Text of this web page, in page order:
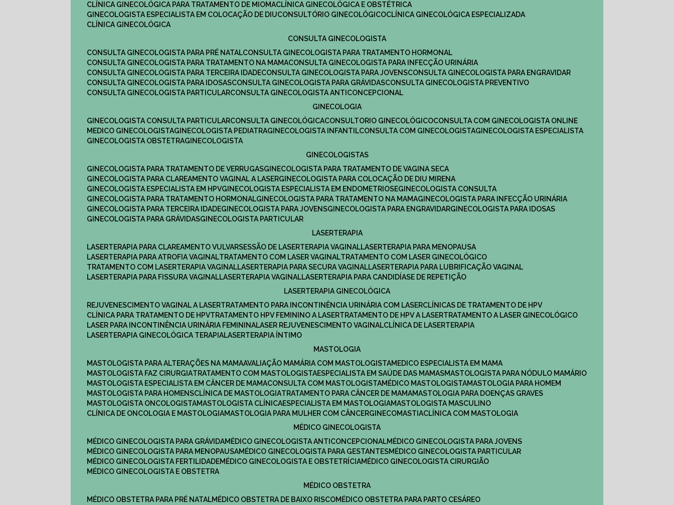
CLÍNICA GINECOLÓGICA PARA TRATAMENTO DE MIOMA
CLÍNICA GINECOLÓGICA E OBSTÉTRICA
GINECOLOGISTA ESPECIALISTA EM COLOCAÇÃO DE DIU
CONSULTÓRIO GINECOLÓGICO
CLÍNICA GINECOLÓGICA ESPECIALIZADA
CLÍNICA GINECOLÓGICA
CONSULTA GINECOLOGISTA
CONSULTA GINECOLOGISTA PARA PRÉ NATAL
CONSULTA GINECOLOGISTA PARA TRATAMENTO HORMONAL
CONSULTA GINECOLOGISTA PARA TRATAMENTO NA MAMA
CONSULTA GINECOLOGISTA PARA INFECÇÃO URINÁRIA
CONSULTA GINECOLOGISTA PARA TERCEIRA IDADE
CONSULTA GINECOLOGISTA PARA JOVENS
CONSULTA GINECOLOGISTA PARA ENGRAVIDAR
CONSULTA GINECOLOGISTA PARA IDOSAS
CONSULTA GINECOLOGISTA PARA GRÁVIDAS
CONSULTA GINECOLOGISTA PREVENTIVO
CONSULTA GINECOLOGISTA PARTICULAR
CONSULTA GINECOLOGISTA ANTICONCEPCIONAL
GINECOLOGIA
GINECOLOGISTA CONSULTA PARTICULAR​
CONSULTA GINECOLÓGICA​ CONSULTORIO GINECOLÓGICO​
CONSULTA COM GINECOLOGISTA ONLINE​
MEDICO GINECOLOGISTA​
GINECOLOGISTA PEDIATRA​ GINECOLOGISTA INFANTIL​ CONSULTA COM GINECOLOGISTA​
GINECOLOGISTA ESPECIALISTA
GINECOLOGISTA OBSTETRA​
GINECOLOGISTA
GINECOLOGISTAS
GINECOLOGISTA PARA TRATAMENTO DE VERRUGAS
GINECOLOGISTA PARA TRATAMENTO DE VAGINA SECA
GINECOLOGISTA PARA CLAREAMENTO VAGINAL A LASER
GINECOLOGISTA PARA COLOCAÇÃO DE DIU MIRENA
GINECOLOGISTA ESPECIALISTA EM HPV
GINECOLOGISTA ESPECIALISTA EM ENDOMETRIOSE
GINECOLOGISTA CONSULTA
GINECOLOGISTA PARA TRATAMENTO HORMONAL
GINECOLOGISTA PARA TRATAMENTO NA MAMA
GINECOLOGISTA PARA INFECÇÃO URINÁRIA
GINECOLOGISTA PARA TERCEIRA IDADE
GINECOLOGISTA PARA JOVENS GINECOLOGISTA PARA ENGRAVIDAR
GINECOLOGISTA PARA IDOSAS
GINECOLOGISTA PARA GRÁVIDAS
GINECOLOGISTA PARTICULAR
LASERTERAPIA
LASERTERAPIA PARA CLAREAMENTO VULVAR
SESSÃO DE LASERTERAPIA​ VAGINAL LASERTERAPIA PARA MENOPAUSA
LASERTERAPIA PARA ATROFIA VAGINAL
TRATAMENTO COM LASER VAGINAL
TRATAMENTO COM LASER GINECOLÓGICO
TRATAMENTO COM LASERTERAPIA​ VAGINAL LASERTERAPIA PARA SECURA VAGINAL​ LASERTERAPIA PARA LUBRIFICAÇÃO VAGINAL​
LASERTERAPIA PARA FISSURA VAGINAL​ LASERTERAPIA VAGINAL​ LASERTERAPIA PARA CANDIDÍASE DE REPETIÇÃO
LASERTERAPIA GINECOLÓGICA
REJUVENESCIMENTO VAGINAL A LASER
TRATAMENTO PARA INCONTINÊNCIA URINÁRIA COM LASER
CLÍNICAS DE TRATAMENTO DE HPV
CLÍNICA PARA TRATAMENTO DE HPV
TRATAMENTO HPV FEMININO A LASER TRATAMENTO DE HPV A LASER
TRATAMENTO A LASER GINECOLÓGICO
LASER PARA INCONTINÊNCIA URINÁRIA FEMININA LASER REJUVENESCIMENTO VAGINAL
CLÍNICA DE LASERTERAPIA
LASERTERAPIA GINECOLÓGICA TERAPIA LASERTERAPIA ÍNTIMO
MASTOLOGIA
MASTOLOGISTA PARA ALTERAÇÕES NA MAMA AVALIAÇÃO MAMÁRIA COM MASTOLOGISTA
MEDICO ESPECIALISTA EM MAMA​
MASTOLOGISTA FAZ CIRURGIA
TRATAMENTO COM MASTOLOGISTA ESPECIALISTA EM SAÚDE DAS MAMAS
MASTOLOGISTA PARA NÓDULO MAMÁRIO
MASTOLOGISTA ESPECIALISTA EM CÂNCER DE MAMA
CONSULTA COM MASTOLOGISTA MÉDICO MASTOLOGISTA
MASTOLOGIA PARA HOMEM
MASTOLOGISTA PARA HOMENS
CLÍNICA DE MASTOLOGIA TRATAMENTO PARA CÂNCER DE MAMA
MASTOLOGIA PARA DOENÇAS GRAVES
MASTOLOGISTA ONCOLOGISTA
MASTOLOGISTA CLÍNICA ESPECIALISTA EM MASTOLOGIA
MASTOLOGISTA MASCULINO
CLÍNICA DE ONCOLOGIA E MASTOLOGIA
MASTOLOGIA PARA MULHER COM CÂNCER GINECOMASTIA
CLÍNICA COM MASTOLOGIA
MÉDICO GINECOLOGISTA
MÉDICO GINECOLOGISTA PARA GRÁVIDA
MÉDICO GINECOLOGISTA ANTICONCEPCIONAL
MÉDICO GINECOLOGISTA PARA JOVENS
MÉDICO GINECOLOGISTA PARA MENOPAUSA
MÉDICO GINECOLOGISTA PARA GESTANTES
MÉDICO GINECOLOGISTA PARTICULAR
MÉDICO GINECOLOGISTA FERTILIDADE
MÉDICO GINECOLOGISTA E OBSTETRÍCIA
MÉDICO GINECOLOGISTA CIRURGIÃO
MÉDICO GINECOLOGISTA E OBSTETRA
MÉDICO OBSTETRA
MÉDICO OBSTETRA PARA PRÉ NATAL
MÉDICO OBSTETRA DE BAIXO RISCO
MÉDICO OBSTETRA PARA PARTO CESÁREO